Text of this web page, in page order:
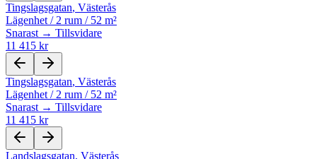
Tingslagsgatan, Västerås
Lägenhet / 2 rum / 52 m²
Snarast → Tillsvidare
11 415 kr
Tingslagsgatan, Västerås
Lägenhet / 2 rum / 52 m²
Snarast → Tillsvidare
11 415 kr
Landslagsgatan, Västerås